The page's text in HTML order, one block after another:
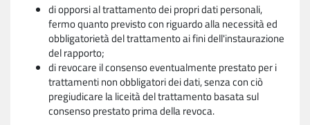
di opporsi al trattamento dei propri dati personali,
fermo quanto previsto con riguardo alla necessità ed
obbligatorietà del trattamento ai fini dell'instaurazione
del rapporto;
di revocare il consenso eventualmente prestato per i
trattamenti non obbligatori dei dati, senza con ciò
pregiudicare la liceità del trattamento basata sul
consenso prestato prima della revoca.